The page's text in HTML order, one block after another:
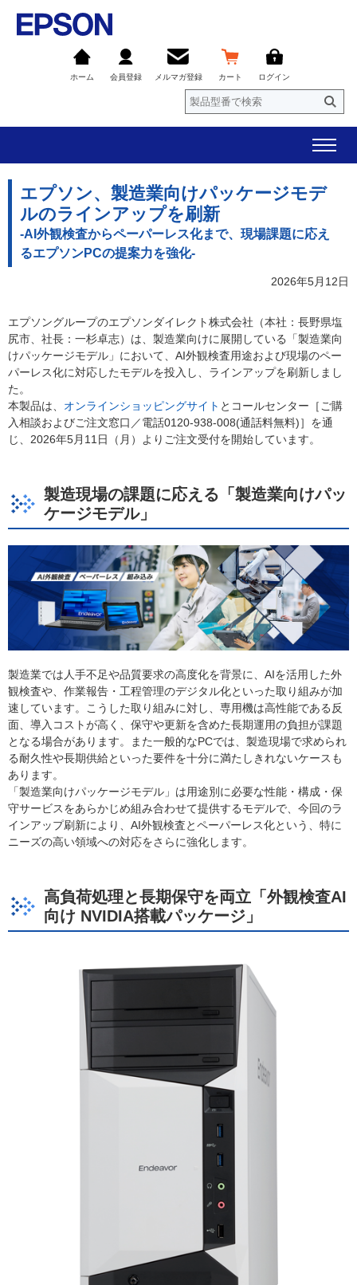
ホーム 会員登録 メルマガ登録 カート ログイン
エプソン、製造業向けパッケージモデ
ルのラインアップを刷新
-AI外観検査からペーパーレス化まで、現場課題に応え
るエプソンPCの提案力を強化-
2026年5月12日
エプソングループのエプソンダイレクト株式会社（本社：長野県塩
尻市、社長：一杉卓志）は、製造業向けに展開している「製造業向
けパッケージモデル」において、AI外観検査用途および現場のペー
パーレス化に対応したモデルを投入し、ラインアップを刷新しまし
た。
本製品は、 オンラインショッピングサイト とコールセンター［ご購
入相談およびご注文窓口／電話0120-938-008(通話料無料)］を通
じ、2026年5月11日（月）よりご注文受付を開始しています。
製造現場の課題に応える「製造業向けパッ
ケージモデル」
製造業では人手不足や品質要求の高度化を背景に、AIを活用した外
観検査や、作業報告・工程管理のデジタル化といった取り組みが加
速しています。こうした取り組みに対し、専用機は高性能である反
面、導入コストが高く、保守や更新を含めた長期運用の負担が課題
となる場合があります。また一般的なPCでは、製造現場で求められ
る耐久性や長期供給といった要件を十分に満たしきれないケースも
あります。
「製造業向けパッケージモデル」は用途別に必要な性能・構成・保
守サービスをあらかじめ組み合わせて提供するモデルで、今回のラ
インアップ刷新により、AI外観検査とペーパーレス化という、特に
ニーズの高い領域への対応をさらに強化します。
高負荷処理と長期保守を両立「外観検査AI
向け NVIDIA搭載パッケージ」